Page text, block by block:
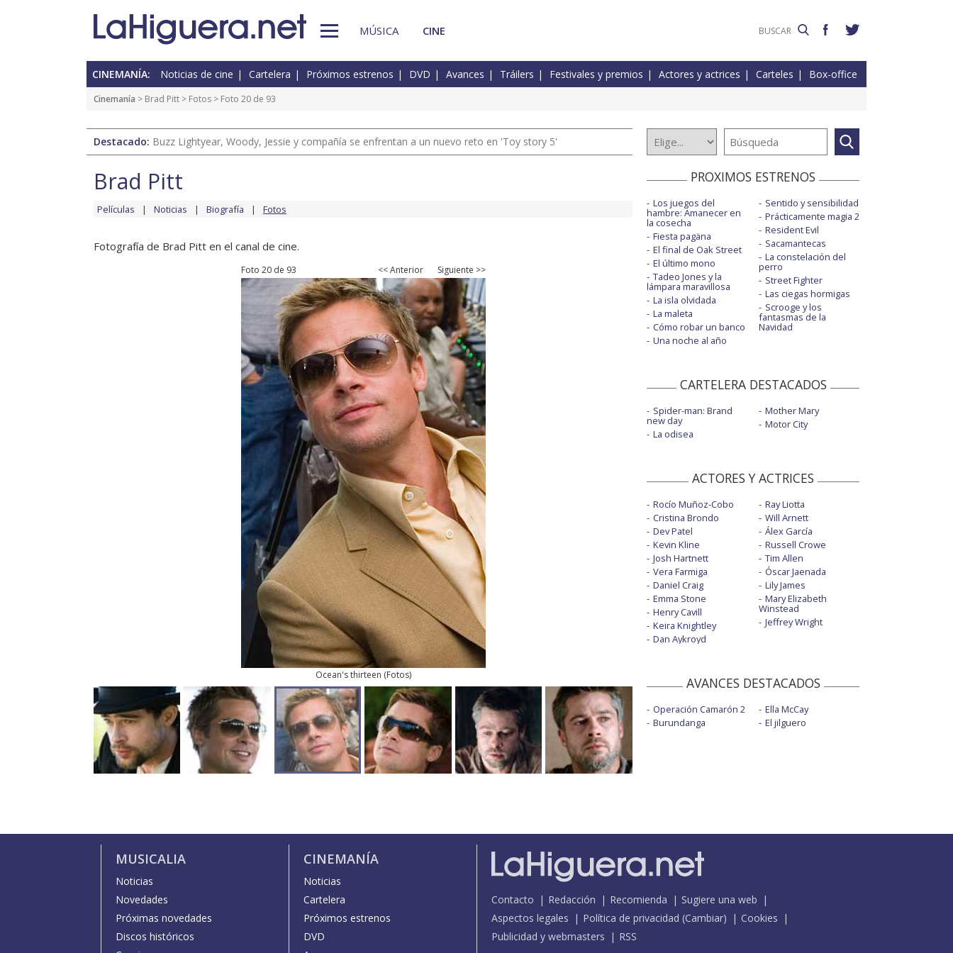
MÚSICA CINE
CINEMANÍA: Noticias de cine Cartelera Próximos estrenos DVD Avances Tráilers Festivales y premios Actores y actrices Carteles Box-office
Cinemanía > Brad Pitt > Fotos > Foto 20 de 93
Destacado: Buzz Lightyear, Woody, Jessie y compañía se enfrentan a un nuevo reto en 'Toy story 5'
Brad Pitt
Películas Noticias Biografía Fotos
Fotografía de Brad Pitt en el canal de cine.
Foto 20 de 93 << Anterior Siguiente >>
Ocean's thirteen (Fotos)
PROXIMOS ESTRENOS
Los juegos del
hambre: Amanecer en
la cosecha
Fiesta pagäna
El final de Oak Street
El último mono
Tadeo Jones y la
lámpara maravillosa
La isla olvidada
La maleta
Cómo robar un banco
Una noche al año
Sentido y sensibilidad
Prácticamente magia 2
Resident Evil
Sacamantecas
La constelación del
perro
Street Fighter
Las ciegas hormigas
Scrooge y los
fantasmas de la
Navidad
CARTELERA DESTACADOS
Spider-man: Brand
new day
La odisea
Mother Mary
Motor City
ACTORES Y ACTRICES
Rocío Muñoz-Cobo
Cristina Brondo
Dev Patel
Kevin Kline
Josh Hartnett
Vera Farmiga
Daniel Craig
Emma Stone
Henry Cavill
Keira Knightley
Dan Aykroyd
Ray Liotta
Will Arnett
Álex García
Russell Crowe
Tim Allen
Óscar Jaenada
Lily James
Mary Elizabeth
Winstead
Jeffrey Wright
AVANCES DESTACADOS
Operación Camarón 2
Burundanga
Ella McCay
El jilguero
MUSICALIA
Noticias
Novedades
Próximas novedades
Discos históricos
CINEMANÍA
Noticias
Cartelera
Próximos estrenos
DVD
Contacto Redacción Recomienda
Sugiere una web
Aspectos legales
Política de privacidad (Cambiar)
Cookies
Publicidad y webmasters
RSS